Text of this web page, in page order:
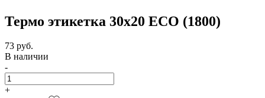
Термо этикетка 30х20 ЕСО (1800)
73 руб.
В наличии
-
+